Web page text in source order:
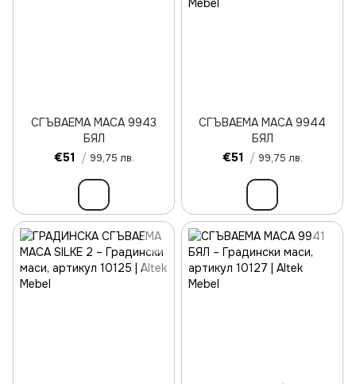
СГЪВАЕМА МАСА 9943
БЯЛ
€51 / 99,75 лв.
СГЪВАЕМА МАСА 9944
БЯЛ
€51 / 99,75 лв.